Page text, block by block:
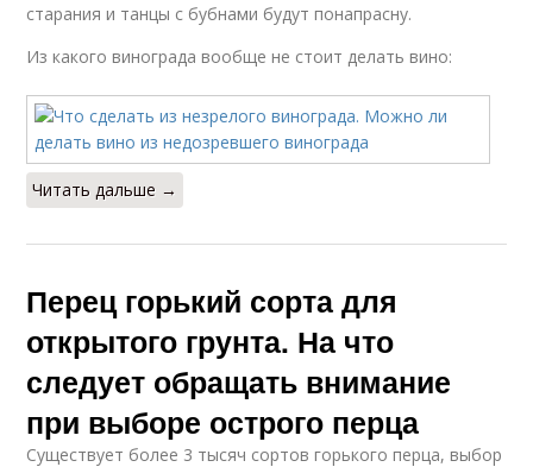
Стручковый перец
старания и танцы с бубнами будут понапрасну.
Из какого винограда вообще не стоит делать вино:
Читать дальше →
Перец горький сорта для
открытого грунта. На что
следует обращать внимание
при выборе острого перца
Существует более 3 тысяч сортов горького перца, выбор